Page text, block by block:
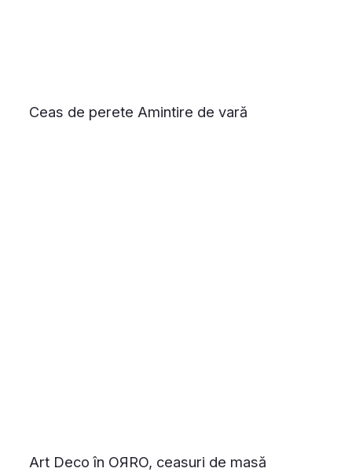
Ceas de perete Amintire de vară
Art Deco în OЯRO, ceasuri de masă